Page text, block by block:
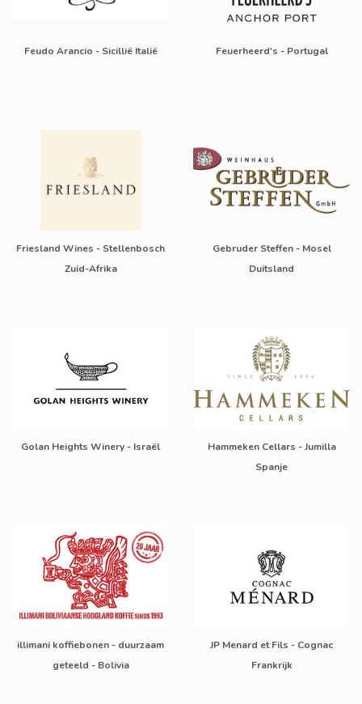
Feudo Arancio - Sicillië Italië Feuerheerd's - Portugal
Friesland Wines - Stellenbosch
Zuid-Afrika
Gebruder Steffen - Mosel
Duitsland
Golan Heights Winery - Israël
Hammeken Cellars - Jumilla
Spanje
illimani koffiebonen - duurzaam
geteeld - Bolivia
JP Menard et Fils - Cognac
Frankrijk